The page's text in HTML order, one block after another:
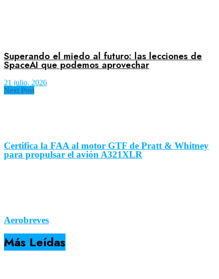
Superando el miedo al futuro: las lecciones de
SpaceAI que podemos aprovechar
21 julio, 2026
Next Post
Certifica la FAA al motor GTF de Pratt & Whitney
para propulsar el avión A321XLR
Aerobreves
Más Leídas